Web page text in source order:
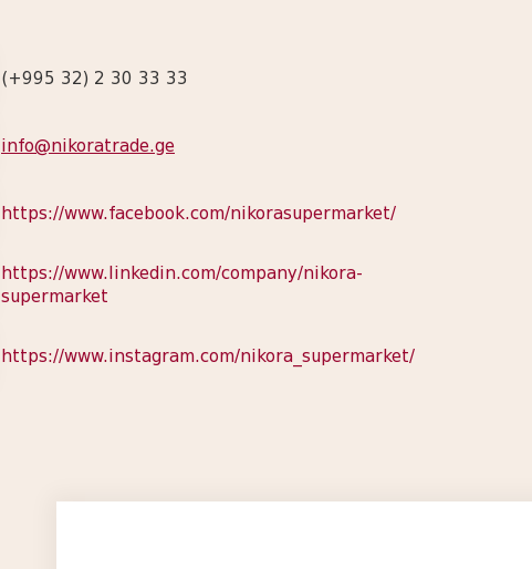
(+995 32) 2 30 33 33
info@nikoratrade.ge
https://www.facebook.com/nikorasupermarket/
https://www.linkedin.com/company/nikora-
supermarket
https://www.instagram.com/nikora_supermarket/